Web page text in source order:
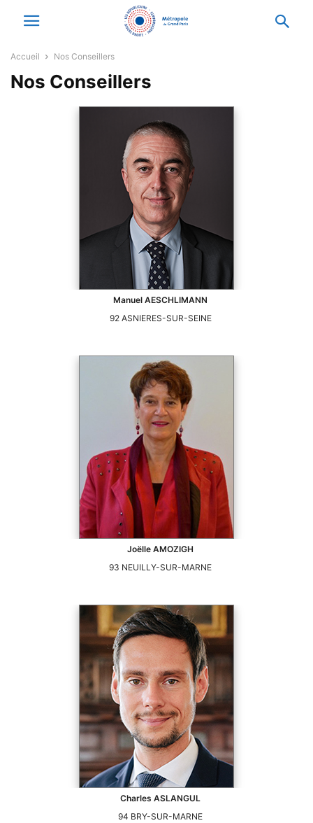
Accueil Nos Conseillers
Nos Conseillers
Manuel AESCHLIMANN
92 ASNIERES-SUR-SEINE
Joëlle AMOZIGH
93 NEUILLY-SUR-MARNE
Charles ASLANGUL
94 BRY-SUR-MARNE